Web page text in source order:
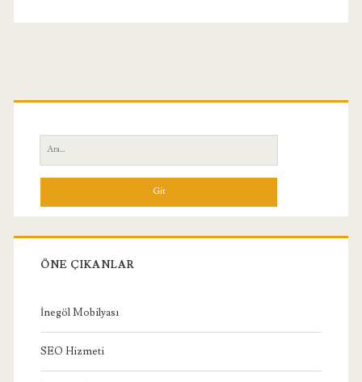
Birincil
Yan
Menü
Ara:
ÖNE ÇIKANLAR
İnegöl Mobilyası
SEO Hizmeti